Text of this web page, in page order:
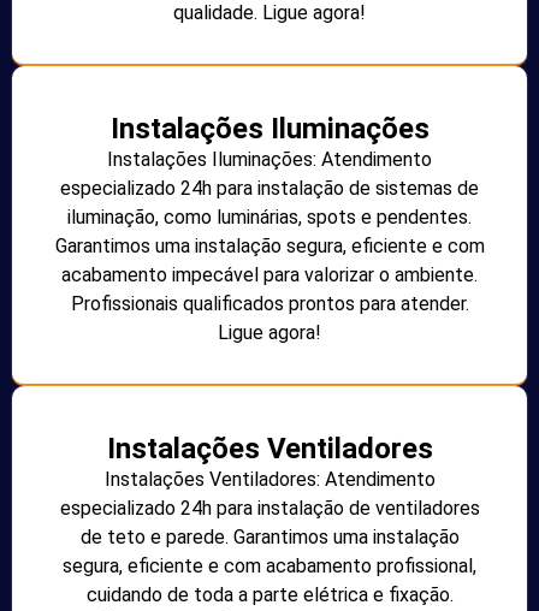
qualidade. Ligue agora!
Instalações Iluminações
Instalações Iluminações: Atendimento
especializado 24h para instalação de sistemas de
iluminação, como luminárias, spots e pendentes.
Garantimos uma instalação segura, eficiente e com
acabamento impecável para valorizar o ambiente.
Profissionais qualificados prontos para atender.
Ligue agora!
Instalações Ventiladores
Instalações Ventiladores: Atendimento
especializado 24h para instalação de ventiladores
de teto e parede. Garantimos uma instalação
segura, eficiente e com acabamento profissional,
cuidando de toda a parte elétrica e fixação.